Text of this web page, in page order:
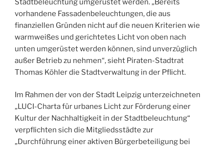
vorhandene Fassadenbeleuchtungen, die aus
finanziellen Gründen nicht auf die neuen Kriterien wie
warmweißes und gerichtetes Licht von oben nach
unten umgerüstet werden können, sind unverzüglich
außer Betrieb zu nehmen“, sieht Piraten-Stadtrat
Thomas Köhler die Stadtverwaltung in der Pflicht.
Im Rahmen der von der Stadt Leipzig unterzeichneten
„LUCI-Charta für urbanes Licht zur Förderung einer
Kultur der Nachhaltigkeit in der Stadtbeleuchtung“
verpflichten sich die Mitgliedsstädte zur
„Durchführung einer aktiven Bürgerbeteiligung bei